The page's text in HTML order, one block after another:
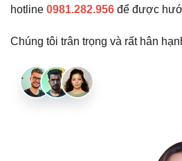
hotline 0981.282.956 để được
Chúng tôi trân trọng và rất hân